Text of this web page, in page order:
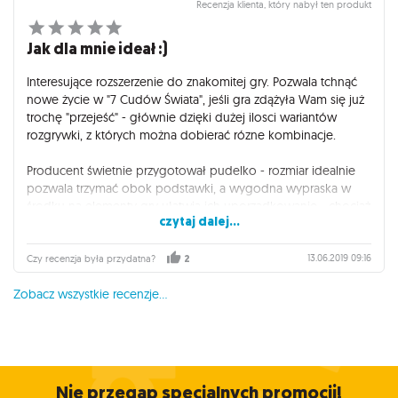
konkretnych żetonów, które w tej grze są w ciągłym obiegu.
Szczerze polecam!
Recenzja klienta, który nabył ten produkt
Jak dla mnie ideał :)
Interesujące rozszerzenie do znakomitej gry. Pozwala tchnąć
nowe życie w "7 Cudów Świata", jeśli gra zdążyła Wam się już
trochę "przejeść" - głównie dzięki dużej ilosci wariantów
rozgrywki, z których można dobierać rózne kombinacje.
Producent świetnie przygotował pudelko - rozmiar idealnie
pozwala trzymać obok podstawki, a wygodna wypraska w
i tak warto żetony trzymać w woreczkach strunowych - i
wybierać te, które chcemy danego dnia użyć. Warto rozważyć
też zakup drewnianego insertu do "7 Cudów Świata", ktory
pozwala te elementy jeszcze lepiej zorganizować - aczkolwiek
jak pisałem w jego recenzji, nie ma sensu w sam insert
Kafelki wieży mogą nieźle namieszać w rozgrywce - musimy
być świadomi tego, że w każdej chwili inny gracz może
czytaj dalej...
Czy recenzja była przydatna? 2 13.06.2019 09:16
Zobacz wszystkie recenzje...